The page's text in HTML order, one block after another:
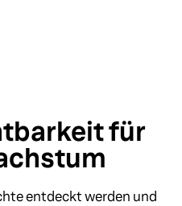
für
entdeckt werden und